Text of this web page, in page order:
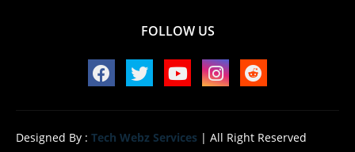
FOLLOW US
Designed By : Tech Webz Services | All Right Reserved